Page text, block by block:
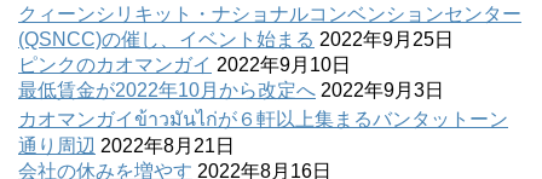
クィーンシリキット・ナショナルコンベンションセンター
(QSNCC)の催し、イベント始まる 2022年9月25日
ピンクのカオマンガイ 2022年9月10日
最低賃金が2022年10月から改定へ 2022年9月3日
カオマンガイข้าวมันไก่が６軒以上集まるバンタットーン
通り周辺 2022年8月21日
会社の休みを増やす 2022年8月16日